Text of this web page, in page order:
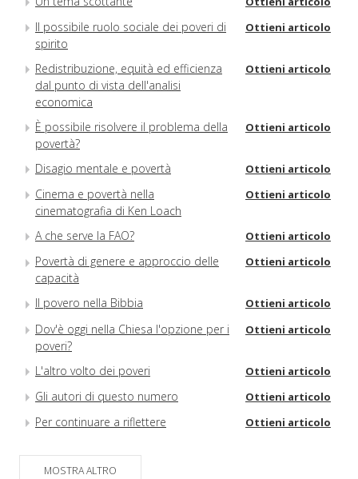
Il possibile ruolo sociale dei poveri di
spirito
Ottieni articolo
Redistribuzione, equità ed efficienza
dal punto di vista dell'analisi
economica
Ottieni articolo
È possibile risolvere il problema della
povertà?
Ottieni articolo
Disagio mentale e povertà Ottieni articolo
Cinema e povertà nella
cinematografia di Ken Loach
Ottieni articolo
A che serve la FAO? Ottieni articolo
Povertà di genere e approccio delle
capacità
Ottieni articolo
Il povero nella Bibbia Ottieni articolo
Dov'è oggi nella Chiesa l'opzione per i
poveri?
Ottieni articolo
L'altro volto dei poveri Ottieni articolo
Gli autori di questo numero Ottieni articolo
Per continuare a riflettere Ottieni articolo
MOSTRA ALTRO